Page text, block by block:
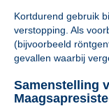
Kortdurend gebruik
verstopping. Als
(bijvoorbeeld
gevallen waarbij
Samenstelling